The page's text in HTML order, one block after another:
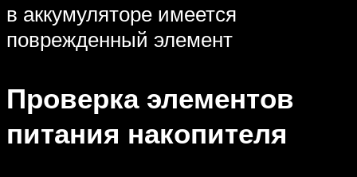
в аккумуляторе имеется
поврежденный элемент
Проверка элементов
питания накопителя